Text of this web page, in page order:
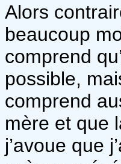
Alors
beaucoup
comprend
possible,
comprend
mère et que
j’avoue que